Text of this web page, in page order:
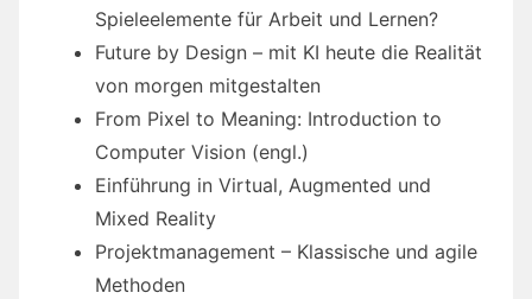
Spieleelemente für Arbeit und Lernen?
Future by Design – mit KI heute die Realität
von morgen mitgestalten
From Pixel to Meaning: Introduction to
Computer Vision (engl.)
Einführung in Virtual, Augmented und
Mixed Reality
Projektmanagement – Klassische und agile
Methoden